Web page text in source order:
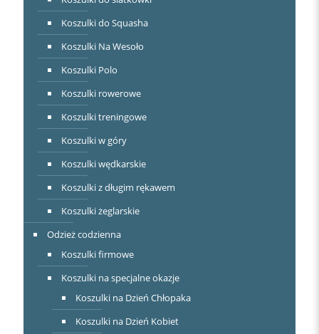
Koszulki do Squasha
Koszulki Na Wesoło
Koszulki Polo
Koszulki rowerowe
Koszulki treningowe
Koszulki w góry
Koszulki wędkarskie
Koszulki z długim rękawem
Koszulki żeglarskie
Odzież codzienna
Koszulki firmowe
Koszulki na specjalne okazje
Koszulki na Dzień Chłopaka
Koszulki na Dzień Kobiet